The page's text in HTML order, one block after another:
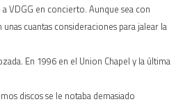
VDGG en concierto. Aunque sea con
cuantas consideraciones para jalear la
En 1996 en el Union Chapel y la última
discos se le notaba demasiado